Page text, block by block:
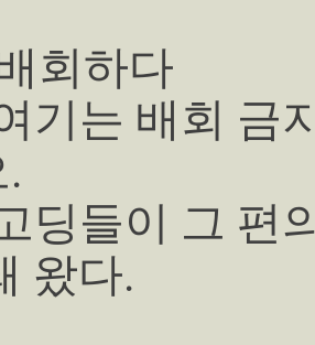
회하다
기는 배회 금
딩들이 그 편
왔다.